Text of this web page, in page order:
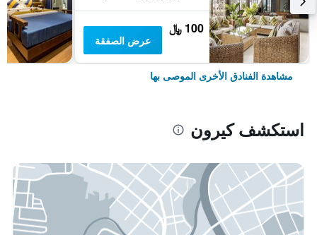
100 ﷼
عرض الصفقة
مشاهدة الفنادق الأخرى الموصى بها
استكشف كيرون